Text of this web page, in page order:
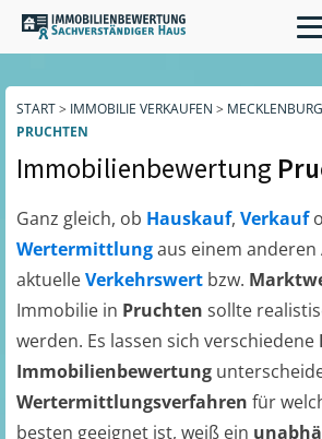
START> IMMOBILIE VERKAUFEN >
PRUCHTEN
Immobilienbewertung
Ganz gleich, ob Hauskauf, Verkauf
Wertermittlungaus einem anderen
aktuelleVerkehrswert bzw.
Immobilie in Pruchten sollte
werden. Es lassen sich verschiedene
Immobilienbewertung
Wertermittlungsverfahren für
besten geeignet ist, weiß ein